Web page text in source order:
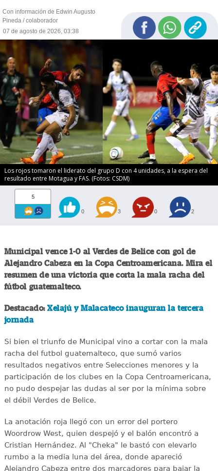
Con información de Edwin Augusto
Pineda / colaborador
07 de agosto de 2026, 03:38
Los rojos tomaron el liderato del grupo D con 4 unidades, a la espera del
resultado entre Motagua y FAS. (Fotos: CSDM)
5
0 3 0 2
Municipal vence 1-0 al Verdes de Belice con gol de
Alejandro Cabeza en la Copa Centroamericana. Mira el
resumen de una victoria que corta la mala racha del
fútbol guatemalteco.
Destacado:Xelajú y Malacateco inauguran la tercera
jornada
Si bien el triunfo de Municipal vino a cortar con la mala
racha del futbol guatemalteco, que sumó varios
resultados negativos entre Selecciones menores y la
participación de los clubes en la Copa Centroamericana,
no pudo despejar las dudas al ser por la mínima sobre
el débil Verdes de Belice.
La anotación roja llegó con un error del portero
Woordrow West, quien despejó y el balón encontró a
Cristian Hernández. Al "Cheka" le bastó con elevarlo
rumbo a la media luna del área, donde apareció
Alejandro Cabeza entre dos marcadores para bajar la